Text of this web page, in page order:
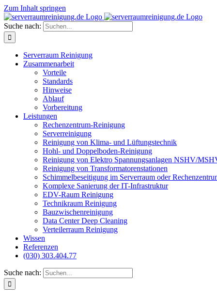
Zum Inhalt springen
Suche nach:
Serverraum Reinigung
Zusammenarbeit
Vorteile
Standards
Hinweise
Ablauf
Vorbereitung
Leistungen
Rechenzentrum-Reinigung
Serverreinigung
Reinigung von Klima- und Lüftungstechnik
Hohl- und Doppelboden-Reinigung
Reinigung von Elektro Spannungsanlagen NSHV/
Reinigung von Transformatorenstationen
Schimmelbeseitigung im Serverraum oder
Komplexe Sanierung der IT-Infrastruktur
EDV-Raum Reinigung
Technikraum Reinigung
Bauzwischenreinigung
Data Center Deep Cleaning
Verteilerraum Reinigung
Wissen
Referenzen
(030) 303.404.77
Suche nach: